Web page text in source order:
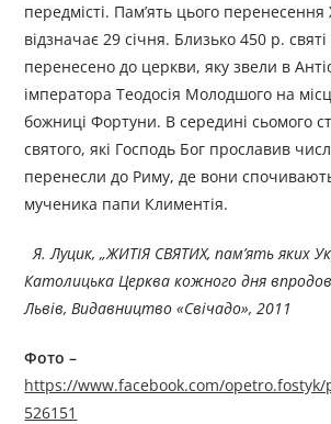
передмісті. Пам’ять цього
відзначає 29 січня. Близько 450 р.
перенесено до церкви, яку звели в
імператора Теодосія Молодшого на
божниці Фортуни. В середині сьомого
святого, які Господь Бог прославив
перенесли до Риму, де вони
мученика папи Климентія.
Я. Луцик, „ЖИТІЯ СВЯТИХ, пам’ять яких
Католицька Церква кожного дня
Львів, Видавництво «Свічадо», 2011
Фото –
https://www.facebook.com/opetro.fostyk/
526151